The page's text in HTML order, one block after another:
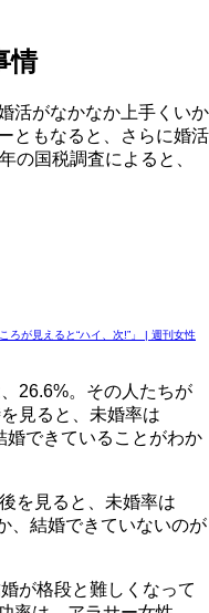
情
活がなかなか上手くいか
ともなると、さらに婚活
の国税調査によると、
が見えると“ハイ、次!”」 | 週刊女性
26.6%。その人たちが
見ると、未婚率は
できていることがわか
を見ると、未婚率は
、結婚できていないのが
が格段と難しくなって